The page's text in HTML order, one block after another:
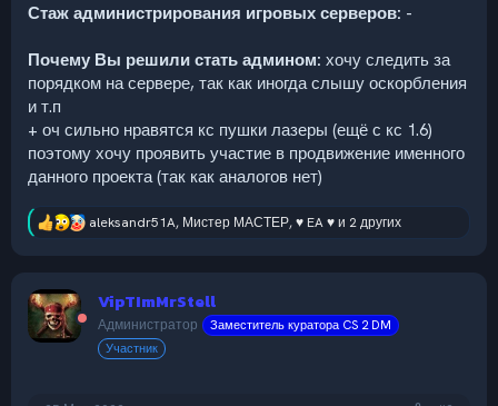
Стаж администрирования игровых серверов: -
Почему Вы решили стать админом: хочу следить за
порядком на сервере, так как иногда слышу оскорбления
и т.п
+ оч сильно нравятся кс пушки лазеры (ещё с кс 1.6)
поэтому хочу проявить участие в продвижение именного
данного проекта (так как аналогов нет)
Р
ц
и
и
aleksandr51A, Мистер МАСТЕР,♥ EA ♥и 2 других
VipTImMrStell
Администратор
Заместитель куратора CS 2 DM
Участник